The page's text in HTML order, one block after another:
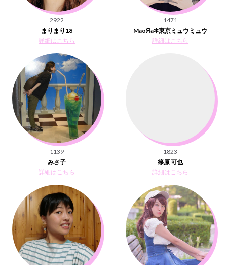
2922
まりまり18
詳細はこちら
1471
MaoЯa✻東京ミュウミュウ
詳細はこちら
1139
みさ子
詳細はこちら
1823
篠原 可也
詳細はこちら